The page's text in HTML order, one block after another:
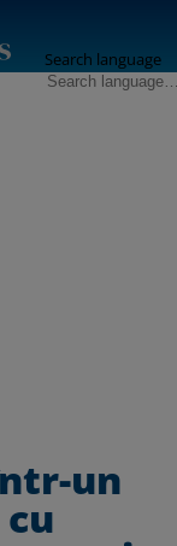
Search language
un